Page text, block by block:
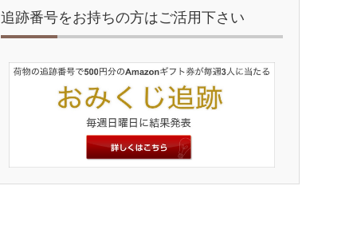
追跡番号をお持ちの方はご活用下さい